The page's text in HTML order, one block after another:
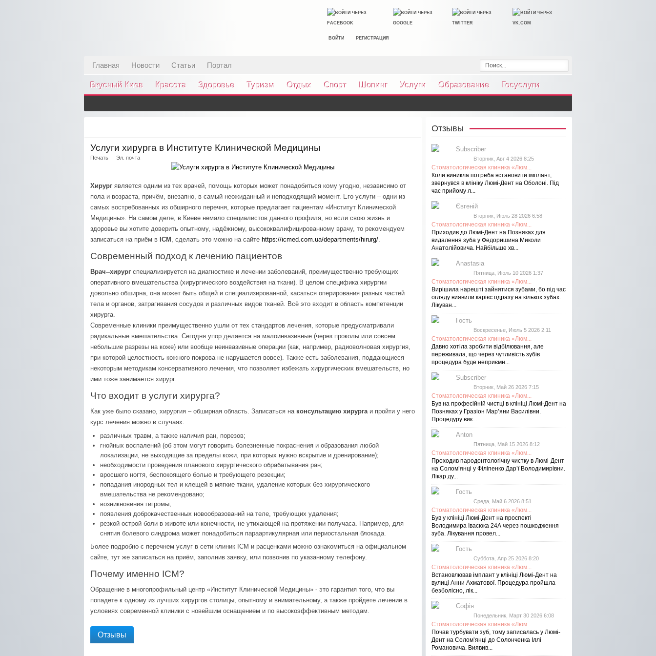
ВОЙТИ РЕГИСТРАЦИЯ
Главная Новости Статьи Портал
Вкусный Киев Красота Здоровье Туризм Отдых Спорт Шопинг Услуги Образование Госуслуги
Услуги хирурга в Институте Клинической Медицины
Печать Эл. почта
Хирург является одним из тех врачей, помощь которых может понадобиться кому угодно, независимо от
пола и возраста, причём, внезапно, в самый неожиданный и неподходящий момент. Его услуги – одни из
самых востребованных из обширного перечня, которые предлагает пациентам «Институт Клинической
Медицины». На самом деле, в Киеве немало специалистов данного профиля, но если свою жизнь и
здоровье вы хотите доверить опытному, надёжному, высококвалифицированному врачу, то рекомендуем
записаться на приём в ICM , сделать это можно на сайте https://icmed.com.ua/departments/hirurg/.
Современный подход к лечению пациентов
Врач--хирург специализируется на диагностике и лечении заболеваний, преимущественно требующих
оперативного вмешательства (хирургического воздействия на ткани). В целом специфика хирургии
довольно обширна, она может быть общей и специализированной, касаться оперирования разных частей
тела и органов, затрагивания сосудов и различных видов тканей. Всё это входит в область компетенции
хирурга.
Современные клиники преимущественно ушли от тех стандартов лечения, которые предусматривали
радикальные вмешательства. Сегодня упор делается на малоинвазивные (через проколы или совсем
небольшие разрезы на коже) или вообще неинвазивные операции (как, например, радиоволновая хирургия,
при которой целостность кожного покрова не нарушается вовсе). Также есть заболевания, поддающиеся
некоторым методикам консервативного лечения, что позволяет избежать хирургических вмешательств, но
ими тоже занимается хирург.
Что входит в услуги хирурга?
Как уже было сказано, хирургия – обширная область. Записаться на консультацию хирургаи пройти у него
курс лечения можно в случаях:
различных травм, а также наличия ран, порезов;
гнойных воспалений (об этом могут говорить болезненные покраснения и образования любой
локализации, не выходящие за пределы кожи, при которых нужно вскрытие и дренирование);
необходимости проведения планового хирургического обрабатывания ран;
вросшего ногтя, беспокоящего болью и требующего резекции;
попадания инородных тел и клещей в мягкие ткани, удаление которых без хирургического
вмешательства не рекомендовано;
возникновения гигромы;
появления доброкачественных новообразований на теле, требующих удаления;
резкой острой боли в животе или конечности, не утихающей на протяжении получаса. Например, для
снятия болевого синдрома может понадобиться параартикулярная или периостальная блокада.
Более подробно с перечнем услуг в сети клиник ICM и расценками можно ознакомиться на официальном
сайте, тут же записаться на приём, заполнив заявку, или позвонив по указанному телефону.
Почему именно ICM?
Обращение в многопрофильный центр «Институт Клинической Медицины» - это гарантия того, что вы
попадете к одному из лучших хирургов столицы, опытному и внимательному, а также пройдете лечение в
условиях современной клиники с новейшим оснащением и по высокоэффективным методам.
Отзывы
Отзывы
Subscriber
Вторник, Авг 4 2026 8:25
Стоматологическая клиника «Люм...
Коли виникла потреба встановити імплант,
звернувся в клініку Люмі-Дент на Оболоні. Під
час прийому л...
Євгеній
Вторник, Июль 28 2026 6:58
Стоматологическая клиника «Люм...
Приходив до Люмі-Дент на Позняках для
видалення зуба у Федоришина Миколи
Анатолійовича. Найбільше хв...
Anastasia
Пятница, Июль 10 2026 1:37
Стоматологическая клиника «Люм...
Вирішила нарешті зайнятися зубами, бо під час
огляду виявили карієс одразу на кількох зубах.
Лікуван...
Гость
Воскресенье, Июль 5 2026 2:11
Стоматологическая клиника «Люм...
Давно хотіла зробити відбілювання, але
переживала, що через чутливість зубів
процедура буде неприємн...
Subscriber
Вторник, Май 26 2026 7:15
Стоматологическая клиника «Люм...
Був на професійній чистці в клініці Люмі-Дент на
Позняках у Гразіон Мар’яни Василівни.
Процедуру вик...
Anton
Пятница, Май 15 2026 8:12
Стоматологическая клиника «Люм...
Проходив пародонтологічну чистку в Люмі-Дент
на Солом’янці у Філіпенко Дар’ї Володимирівни.
Лікар ду...
Гость
Среда, Май 6 2026 8:51
Стоматологическая клиника «Люм...
Був у клініці Люмі-Дент на проспекті
Володимира Івасюка 24А через пошкодження
зуба. Лікування провел...
Гость
Суббота, Апр 25 2026 8:20
Стоматологическая клиника «Люм...
Встановлював імплант у клініці Люмі-Дент на
вулиці Анни Ахматової. Процедура пройшла
безболісно, лік...
Софія
Понедельник, Март 30 2026 6:08
Стоматологическая клиника «Люм...
Почав турбувати зуб, тому записалась у Люмі-
Дент на Соломʼянці до Солонченка Іллі
Романовича. Виявив...